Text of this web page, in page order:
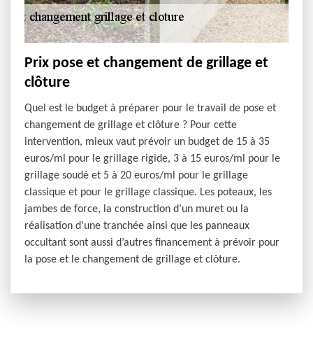
Prix pose et changement de grillage et
clôture
Quel est le budget à préparer pour le travail de pose et
changement de grillage et clôture ? Pour cette
intervention, mieux vaut prévoir un budget de 15 à 35
euros/ml pour le grillage rigide, 3 à 15 euros/ml pour le
grillage soudé et 5 à 20 euros/ml pour le grillage
classique et pour le grillage classique. Les poteaux, les
jambes de force, la construction d’un muret ou la
réalisation d’une tranchée ainsi que les panneaux
occultant sont aussi d’autres financement à prévoir pour
la pose et le changement de grillage et clôture.